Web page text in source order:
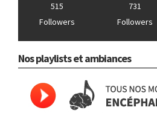
515
Followers
731
Followers
Nos playlists et ambiances